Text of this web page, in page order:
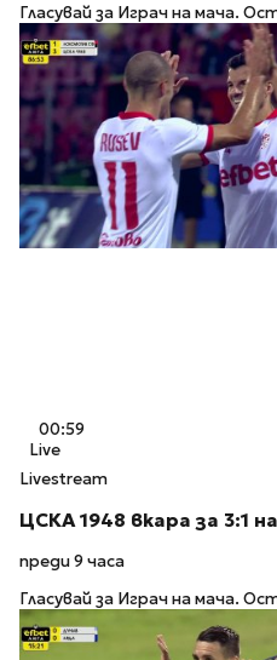
Гласувай за Играч на мача.
00:59
Live
Livestream
ЦСКА 1948 вкара за 3:1
преди 9 часа
Гласувай за Играч на мача.